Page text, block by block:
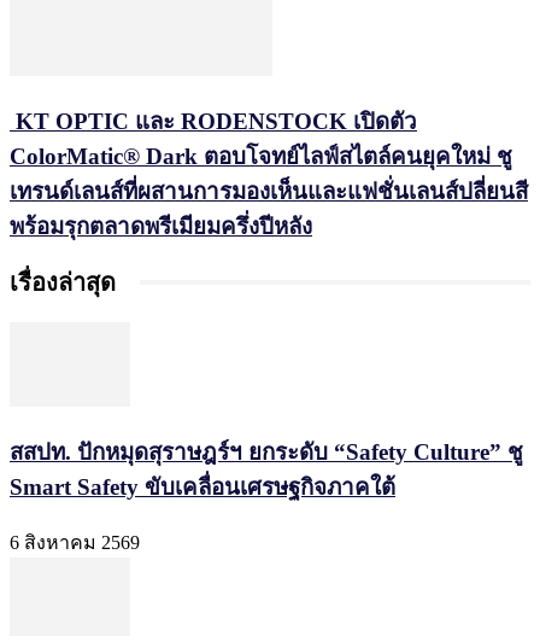
KT OPTIC และ RODENSTOCK เปิดตัว
ColorMatic® Dark ตอบโจทย์ไลฟ์สไตล์คนยุคใหม่ ชู
เทรนด์เลนส์ที่ผสานการมองเห็นและแฟชั่นเลนส์ปลี่ยนสี
พร้อมรุกตลาดพรีเมียมครึ่งปีหลัง
เรื่องล่าสุด
สสปท. ปักหมุดสุราษฎร์ฯ ยกระดับ “Safety Culture” ชู
Smart Safety ขับเคลื่อนเศรษฐกิจภาคใต้
6 สิงหาคม 2569